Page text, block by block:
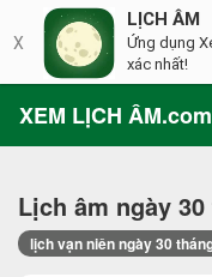
XEM LỊCH ÂM.com
Lịch âm ngày
lịch vạn niên ngày 30
X
LỊCH ÂM
Ứng dụng
xác nhất!